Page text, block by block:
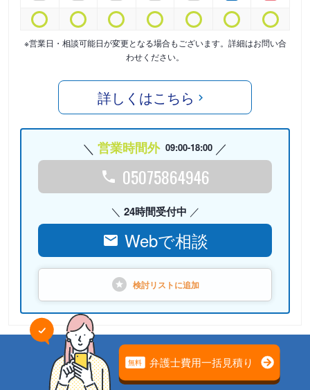
※営業日・相談可能日が変更となる場合もございます。詳細はお問い合
わせください。
詳しくはこちら
営業時間外 09:00-18:00
05075864946
24時間受付中
Webで相談
検討リストに追加
弁護士法人心（本部） PR